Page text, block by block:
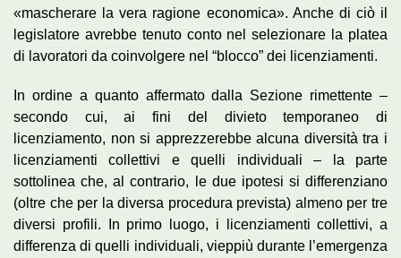
«mascherare la vera ragione economica». Anche di ciò il
legislatore avrebbe tenuto conto nel selezionare la platea
di lavoratori da coinvolgere nel “blocco” dei licenziamenti.
In ordine a quanto affermato dalla Sezione rimettente –
secondo cui, ai fini del divieto temporaneo di
licenziamento, non si apprezzerebbe alcuna diversità tra i
licenziamenti collettivi e quelli individuali – la parte
sottolinea che, al contrario, le due ipotesi si differenziano
(oltre che per la diversa procedura prevista) almeno per tre
diversi profili. In primo luogo, i licenziamenti collettivi, a
differenza di quelli individuali, vieppiù durante l’emergenza